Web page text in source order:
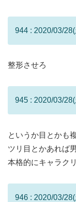
944 : 2020/03/
整形させろ
945 : 2020/03/
というか目とかも
ツリ目とかあれば
本格的にキャラク
946 : 2020/03/